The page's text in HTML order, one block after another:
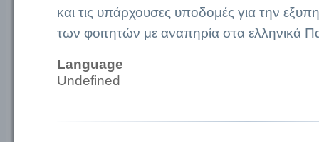
και τις υπάρχουσες υποδομές για την
των φοιτητών με αναπηρία στα ελληνικά
Language
Undefined